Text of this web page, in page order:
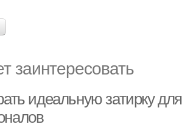
заинтересовать
идеальную затирку